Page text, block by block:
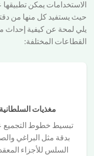
الاستخدامات يمكن
حيث يستفيد كل منها من
يلي لمحة عن كيفية إحداث
القطاعات المختلفة:
مغذيات
تبسيط خطوط التجميع
بدقة مثل البراغي
السلس للأجزاء